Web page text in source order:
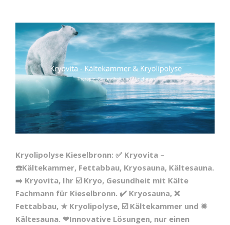
Kryolipolyse Kieselbronn: ✅ Kryovita –
☎️Kältekammer, Fettabbau, Kryosauna, Kältesauna.
➡️ Kryovita, Ihr ☑️ Kryo, Gesundheit mit Kälte
Fachmann für Kieselbronn. ✔️ Kryosauna, ❌
Fettabbau, ★ Kryolipolyse, ☑️ Kältekammer und ✹
Kältesauna. ❤Innovative Lösungen, nur einen